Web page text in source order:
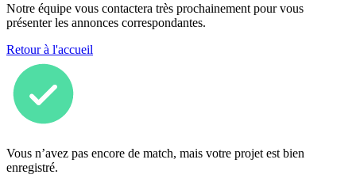
Notre équipe vous contactera très prochainement pour vous
présenter les annonces correspondantes.
Retour à l'accueil
Vous n’avez pas encore de match, mais votre projet est bien
enregistré.